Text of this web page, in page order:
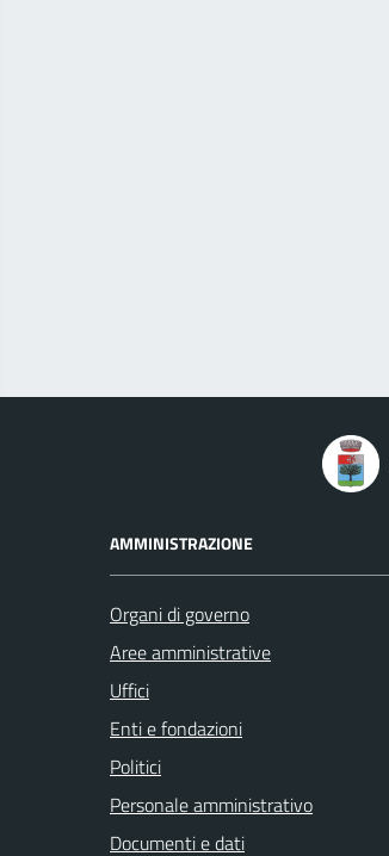
AMMINISTRAZIONE
Organi di governo
Aree amministrative
Uffici
Enti e fondazioni
Politici
Personale amministrativo
Documenti e dati